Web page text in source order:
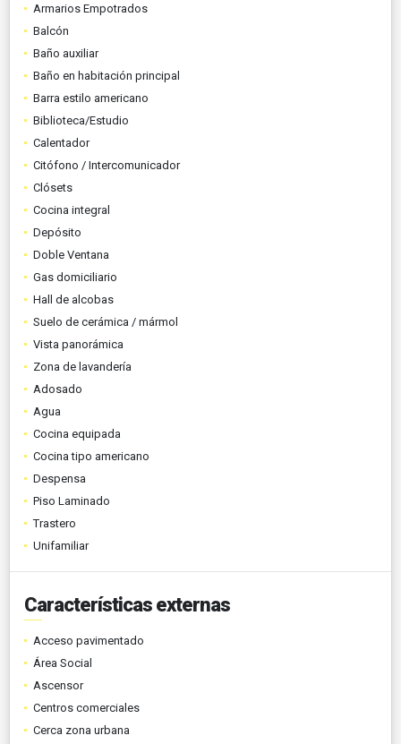
Armarios Empotrados
Balcón
Baño auxiliar
Baño en habitación principal
Barra estilo americano
Biblioteca/Estudio
Calentador
Citófono / Intercomunicador
Clósets
Cocina integral
Depósito
Doble Ventana
Gas domiciliario
Hall de alcobas
Suelo de cerámica / mármol
Vista panorámica
Zona de lavandería
Adosado
Agua
Cocina equipada
Cocina tipo americano
Despensa
Piso Laminado
Trastero
Unifamiliar
Características externas
Acceso pavimentado
Área Social
Ascensor
Centros comerciales
Cerca zona urbana